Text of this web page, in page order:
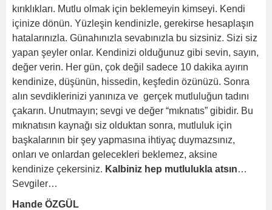
kırıklıkları. Mutlu olmak için beklemeyin kimseyi. Kendi
içinize dönün. Yüzleşin kendinizle, gerekirse hesaplaşın
hatalarınızla. Günahınızla sevabınızla bu sizsiniz. Sizi siz
yapan şeyler onlar. Kendinizi olduğunuz gibi sevin, sayın,
değer verin. Her gün, çok değil sadece 10 dakika ayırın
kendinize, düşünün, hissedin, keşfedin özünüzü. Sonra
alın sevdiklerinizi yanınıza ve gerçek mutluluğun tadını
çakarın. Unutmayın; sevgi ve değer “mıknatıs” gibidir. Bu
mıknatısın kaynağı siz olduktan sonra, mutluluk için
başkalarının bir şey yapmasına ihtiyaç duymazsınız,
onları ve onlardan gelecekleri beklemez, aksine
kendinize çekersiniz. Kalbiniz hep mutlulukla atsın…
Sevgiler…
Hande ÖZGÜL